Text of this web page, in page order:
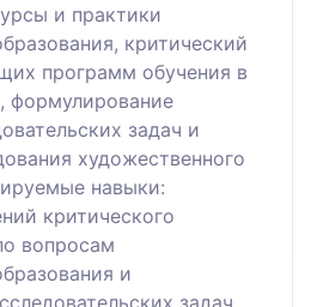
и практики
критический
программ обучения в
формулирование
задач и
художественного
навыки:
критического
вопросам
и